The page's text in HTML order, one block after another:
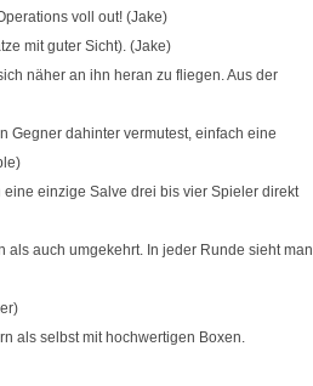
voll out! (Jake)
mit guter Sicht). (Jake)
näher an ihn heran zu fliegen. Aus der
Gegner dahinter vermutest, einfach eine
einzige Salve drei bis vier Spieler direkt
auch umgekehrt. In jeder Runde sieht man
als selbst mit hochwertigen Boxen.